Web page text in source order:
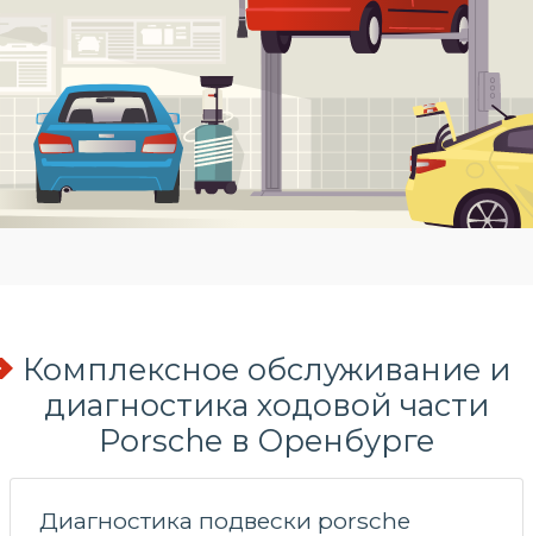
Комплексное обслуживание и
диагностика ходовой части
Porsche в Оренбурге
Диагностика подвески porsche